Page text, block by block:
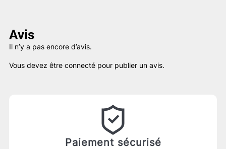
Avis
Il n’y a pas encore d’avis.
Vous devez être connecté pour publier un avis.
Paiement sécurisé